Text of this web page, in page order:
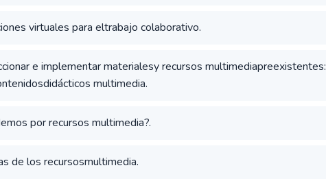
virtuales para eltrabajo colaborativo.
e implementar materialesy recursos multimediapreexistentes:
multimedia.
por recursos multimedia?.
de los recursosmultimedia.